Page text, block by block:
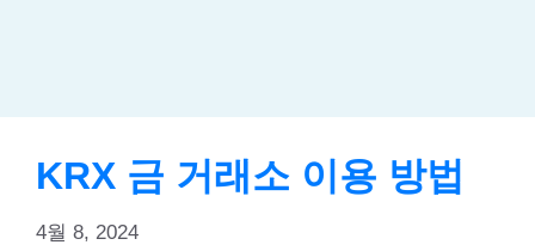
KRX 금 거래소 이용 방법
4월 8, 2024